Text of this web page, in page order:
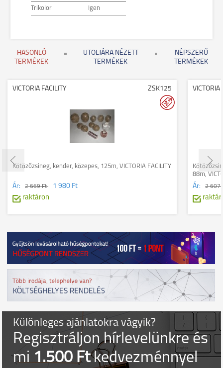
Trikolor Igen
HASONLÓ
TERMÉKEK
UTOLJÁRA NÉZETT
TERMÉKEK
NÉPSZERŰ
TERMÉKEK
VICTORIA FACILITY ZSK125
Kötözőzsineg, kender, közepes, 125m, VICTORIA FACILITY
Ár: 2 669 Ft
1 980 Ft
raktáron
VICTORIA
88m,
Ár: 2 607
Különleges ajánlatokra vágyik?
Regisztráljon hírlevelünkre és
mi1.500 Ftkedvezménnyel